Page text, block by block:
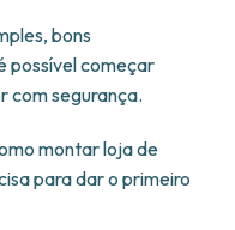
bons
possível começar
com segurança.
montar loja de
para dar o primeiro